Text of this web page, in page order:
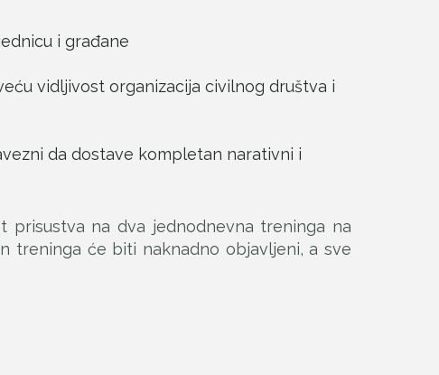
i građane
vidljivost organizacija civilnog društva i
da dostave kompletan narativni i
prisustva na dva jednodnevna treninga na
treninga će biti naknadno objavljeni, a sve